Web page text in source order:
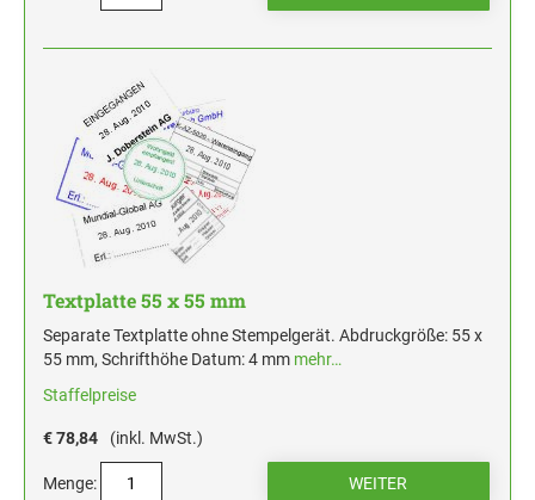
Textplatte 55 x 55 mm
Separate Textplatte ohne Stempelgerät. Abdruckgröße: 55 x
55 mm, Schrifthöhe Datum: 4 mm mehr…
Staffelpreise
€ 78,84 (inkl. MwSt.)
Menge: